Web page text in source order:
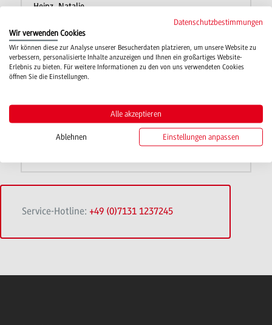
Heinz, Natalie
Sekretariat BWL - Handelsmanagement
Kaiser, Kerstin
Sekretariat BWL - Handelsmanagement
Sekretariat BWL - Handelsmanagement
von der Herberg, Susanne
Sekretariat BWL - Handelsmanagement
Service-Hotline: +49 (0)7131 1237245
Datenschutzbestimmungen
Wir verwenden Cookies
Wir können diese zur Analyse unserer Besucherdaten platzieren, um unsere Website zu
verbessern, personalisierte Inhalte anzuzeigen und Ihnen ein großartiges Website-
Erlebnis zu bieten. Für weitere Informationen zu den von uns verwendeten Cookies
öffnen Sie die Einstellungen.
Alle akzeptieren
Ablehnen Einstellungen anpassen